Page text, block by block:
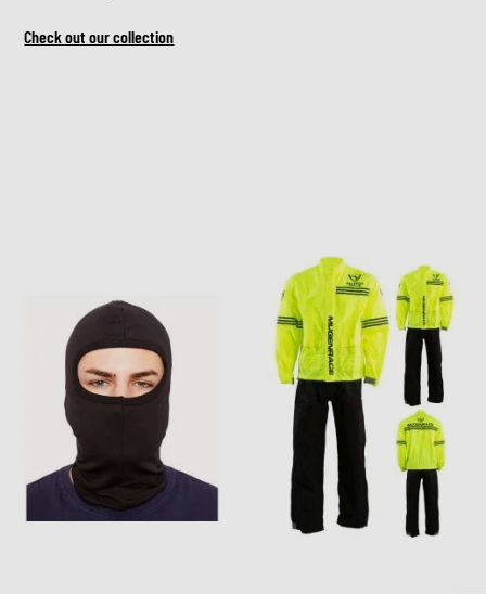
Check out our collection